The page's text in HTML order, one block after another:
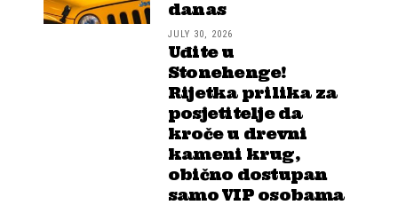
danas
JULY 30, 2026
Uđite u
Stonehenge!
Rijetka prilika za
posjetitelje da
kroče u drevni
kameni krug,
obično dostupan
samo VIP osobama